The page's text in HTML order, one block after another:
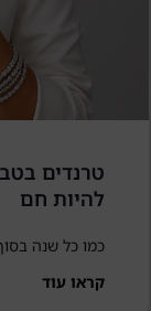
להיות חם
כמו כל שנה
קראו עוד